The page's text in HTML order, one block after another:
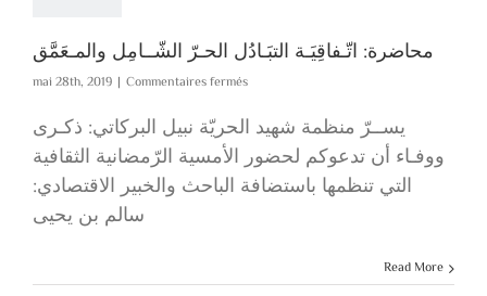
محاضرة: اتّـفاقِيَـة التبَـادُل الحـرّ الشّــامِل والمـعَمَّق
mai 28th, 2019 | Commentaires ferméssur
اتّـفاقِيَـة
التبَـادُل
الحـرّ
الشّــامِل
والمـعَمَّق
يســرّ منظمة شهيد الحريّة نبيل البركاتي: ذكـرى
ووفـاء أن تدعوكم لحضور الأمسية الرّمضانية الثقافية
التي تنظمها باستضافة الباحث والخبير الاقتصادي:
سالم بن يحيى
Read More